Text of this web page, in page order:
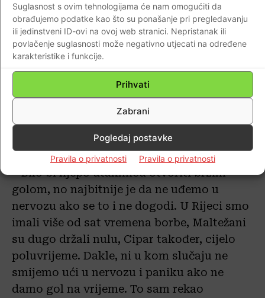
Suglasnost s ovim tehnologijama će nam omogućiti da
obrađujemo podatke kao što su ponašanje pri pregledavanju
ili jedinstveni ID-ovi na ovoj web stranici. Nepristanak ili
povlačenje suglasnosti može negativno utjecati na određene
karakteristike i funkcije.
Prihvati
Zabrani
Pogledaj postavke
Pravila o privatnosti Pravila o privatnosti
Livaković nije izgubio poziciju i naše
povjerenje. U ovom trenutku gledamo tko
je u najboljoj formi i nitko tko sutra neće
igrati nije izgubio svoju poziciju u
momčadi – kazao je Dalić što može ići
jedino Livakovića.
Poželio je što raniji pogodak, ujedno traži
– Bilo bi lijepo utakmicu otvoriti brzim
golom, no najbitnije je da ne uđemo u
nervozu ako se to i ne dogodi. U Rijeci smo
imali više od sat vremena borbe, Maltežani
su dugo držali nulu, Cipar također, cijelo
poluvrijeme. Dakle, ni u kom slučaju ne
smijemo ući u nervozu i paniku ako ne
damo gol na vrijeme. To sam rekao